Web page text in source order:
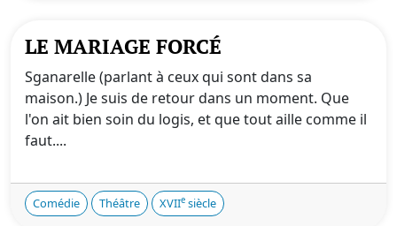
LE MARIAGE FORCÉ
Sganarelle (parlant à ceux qui sont dans sa
maison.) Je suis de retour dans un moment. Que
l'on ait bien soin du logis, et que tout aille comme il
faut....
Comédie Théâtre XVIIe siècle